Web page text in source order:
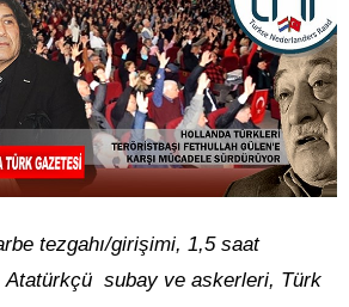
tezgahı/girişimi, 1,5 saat
Atatürkçü subay ve askerleri, Türk